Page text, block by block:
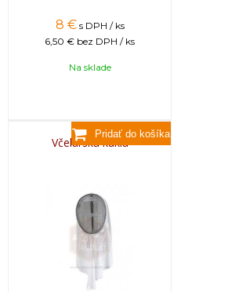
8 € s DPH / ks
6,50 € bez DPH / ks
Na sklade
Včelárska kukla